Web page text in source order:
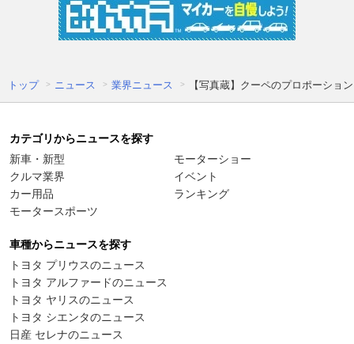
トップ ニュース 業界ニュース 【写真蔵】クーペのプロポーショ
カテゴリからニュースを探す
新車・新型
クルマ業界
カー用品
モータースポーツ
モーターショー
イベント
ランキング
車種からニュースを探す
トヨタ プリウスのニュース
トヨタ アルファードのニュース
トヨタ ヤリスのニュース
トヨタ シエンタのニュース
日産 セレナのニュース